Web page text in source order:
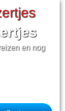
en nog